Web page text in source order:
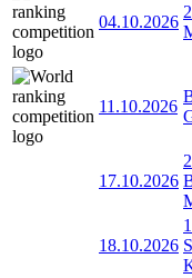
04.10.2026
11.10.2026
17.10.2026
18.10.2026